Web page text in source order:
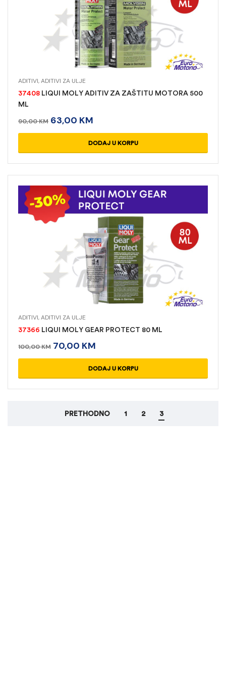
ADITIVI,ADITIVI ZA ULJE
37408 LIQUI MOLY ADITIV ZA ZAŠTITU MOTORA 500
ML
90,00KM 63,00 KM
DODAJ U KORPU
ADITIVI,ADITIVI ZA ULJE
37366 LIQUI MOLY GEAR PROTECT 80 ML
100,00KM 70,00 KM
DODAJ U KORPU
PRETHODNO 1 2 3